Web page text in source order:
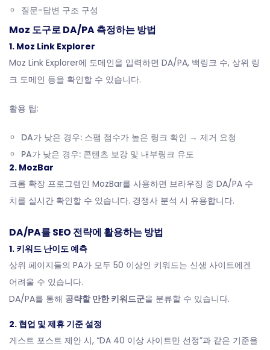
질문-답변 구조 구성
Moz 도구로 DA/PA 측정하는 방법
1. Moz Link Explorer
Moz Link Explorer에 도메인을 입력하면 DA/PA, 백링크 수, 상위 링
크 도메인 등을 확인할 수 있습니다.
활용 팁:
DA가 낮은 경우: 스팸 점수가 높은 링크 확인 → 제거 요청
PA가 낮은 경우: 콘텐츠 보강 및 내부링크 유도
2. MozBar
크롬 확장 프로그램인 MozBar를 사용하면 브라우징 중 DA/PA 수
치를 실시간 확인할 수 있습니다. 경쟁사 분석 시 유용합니다.
DA/PA를 SEO 전략에 활용하는 방법
1. 키워드 난이도 예측
상위 페이지들의 PA가 모두 50 이상인 키워드는 신생 사이트에겐
어려울 수 있습니다.
DA/PA를 통해 공략할 만한 키워드군을 분류할 수 있습니다.
2. 협업 및 제휴 기준 설정
게스트 포스트 제안 시, “DA 40 이상 사이트만 선정”과 같은 기준을